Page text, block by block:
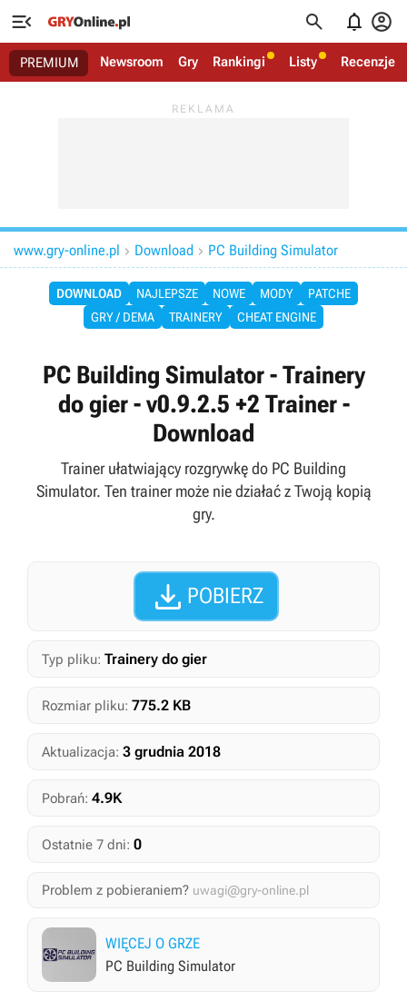
   
PREMIUM Newsroom Gry Rankingi Listy Recenzje
www.gry-online.pl  Download  PC Building Simulator
DOWNLOAD NAJLEPSZE NOWE MODY
PATCHE
GRY / DEMA
TRAINERY CHEAT ENGINE
PC Building Simulator - Trainery
do gier - v0.9.2.5 +2 Trainer -
Download
Trainer ułatwiający rozgrywkę do PC Building
Simulator. Ten trainer może nie działać z Twoją kopią
gry.
 POBIERZ
Typ pliku: Trainery do gier
Rozmiar pliku: 775.2 KB
Aktualizacja: 3 grudnia 2018
Pobrań: 4.9K
Ostatnie 7 dni: 0
Problem z pobieraniem? uwagi@gry-online.pl
WIĘCEJ O GRZE
PC Building Simulator